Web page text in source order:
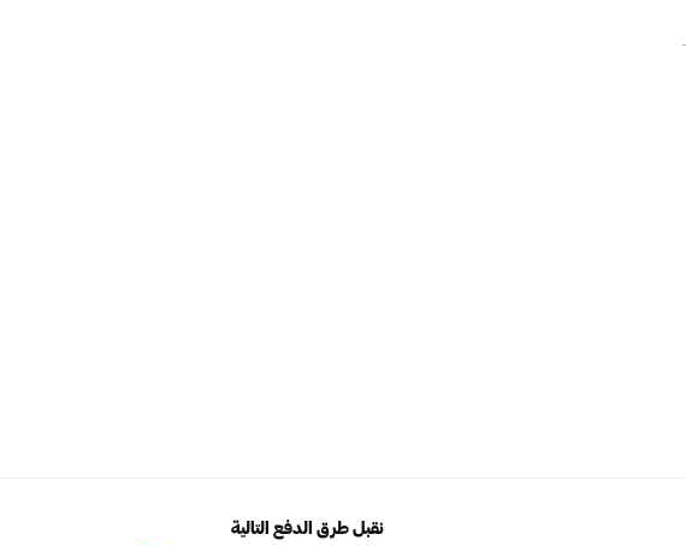
نقبل طرق الدفع التالية